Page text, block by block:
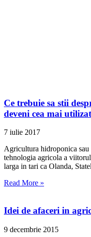
Ce trebuie sa stii
deveni cea mai
7 iulie 2017
Agricultura hidroponica sau
tehnologia agricola a
larga in tari ca Olanda,
Read More »
Idei de afaceri in
9 decembrie 2015